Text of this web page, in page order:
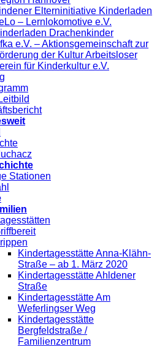
Elterninitiative Kinderladen
– Lernlokomotive e.V.
Drachenkinder
e.V. – Aktionsgemeinschaft zur
der Kultur Arbeitsloser
für Kinderkultur e.V.
Stationen
Kindertagesstätte Anna-Klähn-
Straße – ab 1. März 2020
Kindertagesstätte Ahldener
Straße
Kindertagesstätte Am
Weferlingser Weg
Kindertagesstätte
Bergfeldstraße /
Familienzentrum